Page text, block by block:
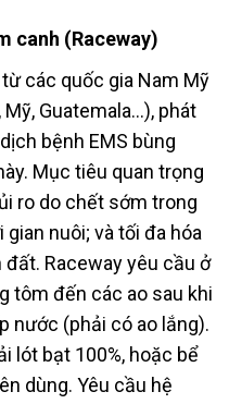
canh (Raceway)
các quốc gia Nam Mỹ
Guatemala…), phát
bệnh EMS bùng
Mục tiêu quan trọng
ro do chết sớm trong
nuôi; và tối đa hóa
Raceway yêu cầu ở
tôm đến các ao sau khi
nước (phải có ao lắng).
lót bạt 100%, hoặc bể
dùng. Yêu cầu hệ